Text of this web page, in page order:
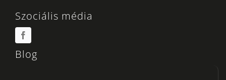
Szociális média
Blog